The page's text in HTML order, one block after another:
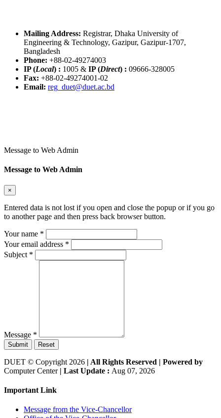
Mailing Address: Registrar, Dhaka University of
Engineering & Technology, Gazipur, Gazipur-1707,
Bangladesh
Phone: +88-02-49274003
IP (Local) : 1005 & IP (Direct) : 09666-328005
Fax: +88-02-49274001-02
Email: reg_duet@duet.ac.bd
Message to Web Admin
Message to Web Admin
×
Entered data is not lost if you open and close the popup or if you go
to another page and then press back browser button.
Your name *
Your email address *
Subject *
Message *
Submit Reset
DUET © Copyright 2026 | All Rights Reserved | Powered by
Computer Center | Last Update : Aug 07, 2026
Important Link
Message from the Vice-Chancellor